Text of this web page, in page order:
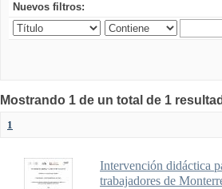
Nuevos filtros:
Mostrando 1 de un total de 1
1
Intervención didáctica
trabajadores de